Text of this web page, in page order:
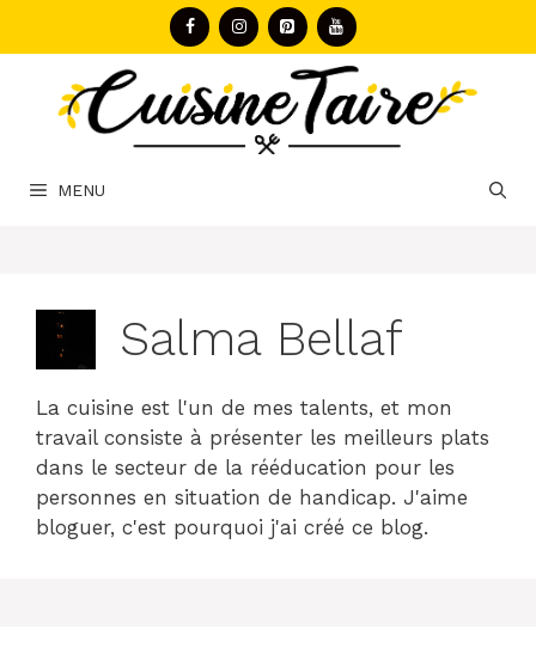
MENU
Salma Bellaf
La cuisine est l'un de mes talents, et mon
travail consiste à présenter les meilleurs plats
dans le secteur de la rééducation pour les
personnes en situation de handicap. J'aime
bloguer, c'est pourquoi j'ai créé ce blog.